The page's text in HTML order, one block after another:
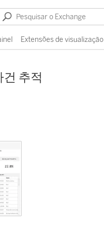
Extensões de visualização
건 추적